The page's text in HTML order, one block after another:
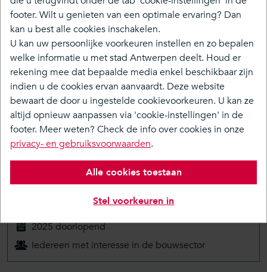
Over
Tijdlijn
Doe mee
Media & Nieuws
Terug naar overzicht
Bereken de slimste route naarDe Werfkeet,
Vlijtstraat 52, 2018 Antwerpen -
Opleidingscentrum VDAB
2025 doorlopend
Iedereen met interesse in de bouwsector
footer. Wilt u genieten van een optimale ervaring? Dan
kan u best alle cookies inschakelen.
U kan uw persoonlijke voorkeuren instellen en zo bepalen
welke informatie u met stad Antwerpen deelt. Houd er
rekening mee dat bepaalde media enkel beschikbaar zijn
indien u de cookies ervan aanvaardt. Deze website
bewaart de door u ingestelde cookievoorkeuren. U kan ze
altijd opnieuw aanpassen via 'cookie-instellingen' in de
footer. Meer weten? Check de info over cookies in onze
privacy- en gebruiksvoorwaarden.
Alle cookies toestaan
Stel voorkeuren in